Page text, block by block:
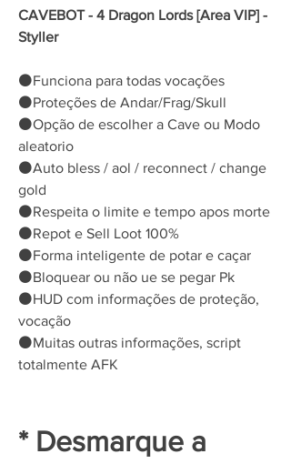
CAVEBOT - 4 Dragon Lords [Area VIP] -
Styller
⚫Funciona para todas vocações
⚫Proteções de Andar/Frag/Skull
⚫Opção de escolher a Cave ou Modo
aleatorio
⚫Auto bless / aol / reconnect / change
gold
⚫Respeita o limite e tempo apos morte
⚫Repot e Sell Loot 100%
⚫Forma inteligente de potar e caçar
⚫Bloquear ou não ue se pegar Pk
⚫HUD com informações de proteção,
vocação
⚫Muitas outras informações, script
totalmente AFK
* Desmarque a